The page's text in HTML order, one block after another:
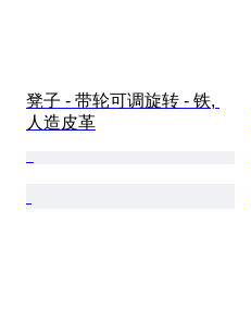
凳子 - 带轮可调旋转 - 铁,
人造皮革